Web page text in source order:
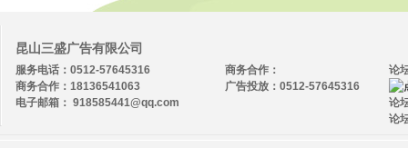
昆山三盛广告有限公司
服务电话：0512-57645316
商务合作：18136541063
电子邮箱： 918585441@qq.com
论
论
论
商务合作：
广告投放：0512-57645316